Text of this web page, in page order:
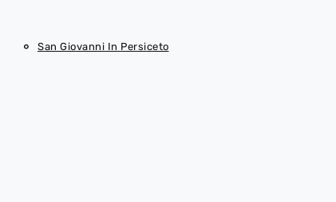
San Giovanni In Persiceto